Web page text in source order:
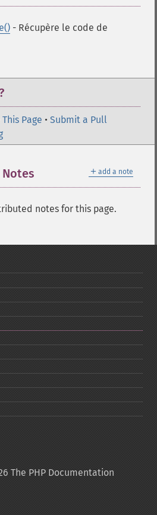
- Récupère le code de
Page • Submit a Pull
＋ add a note
notes for this page.
The PHP Documentation